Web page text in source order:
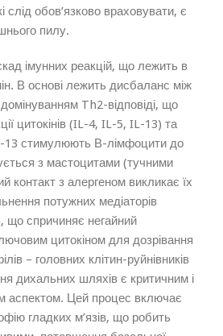
слід обов’язково враховувати, є
пилу.
імунних реакцій, що лежить в
В основі лежить дисбаланс між
Th2-відповіді, що
цитокінів (IL-4, IL-5, IL-13) та
13 стимулюють В-лімфоцити до
з мастоцитами (тучними
контакт з алергеном викликає їх
потужних медіаторів
що спричиняє негайний
цитокіном для дозрівання
– головних клітин-руйнівників
дихальних шляхів є критичним і
аспектом. Цей процес включає
гладких м’язів, що робить